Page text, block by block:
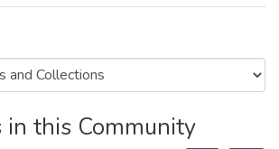
in this Community